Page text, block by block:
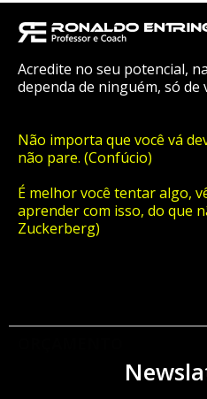
Acredite no seu potencial,
dependa de ninguém, só de
Não importa que você vá
não pare. (Confúcio)
É melhor você tentar algo,
aprender com isso, do que
Zuckerberg)